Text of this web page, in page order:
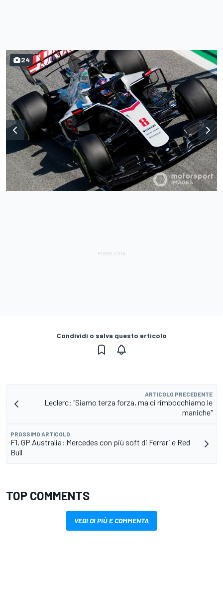
24
Condividi o salva questo articolo
ARTICOLO PRECEDENTE
Leclerc: "Siamo terza forza, ma ci rimbocchiamo le
maniche"
PROSSIMO ARTICOLO
F1, GP Australia: Mercedes con più soft di Ferrari e Red
Bull
TOP COMMENTS
VEDI DI PIÙ E COMMENTA